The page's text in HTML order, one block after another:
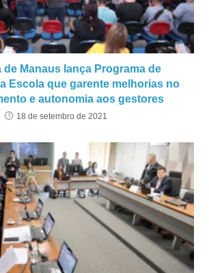
de Manaus lança Programa de
Escola que garente melhorias no
e autonomia aos gestores
18 de setembro de 2021